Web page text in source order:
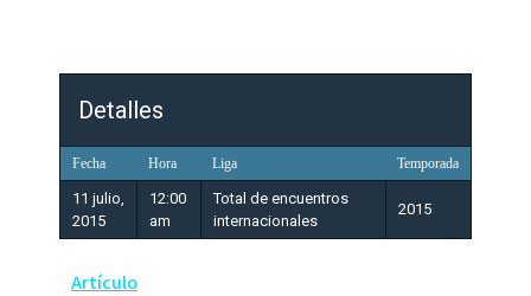
Detalles
Fecha Hora Liga Temporada
11 julio,
2015
12:00
am
Total de encuentros
internacionales
2015
Artículo